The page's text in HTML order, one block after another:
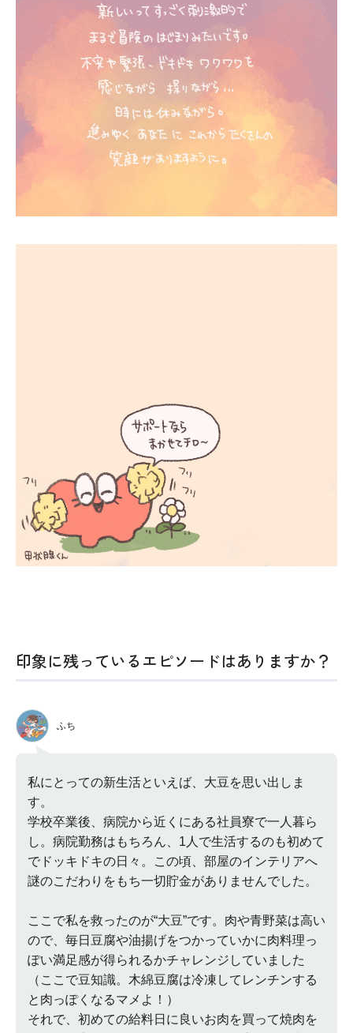
印象に残っているエピソードはありますか？
ふち
私にとっての新生活といえば、大豆を思い出しま
す。
学校卒業後、病院から近くにある社員寮で一人暮ら
し。病院勤務はもちろん、1人で生活するのも初めて
でドッキドキの日々。この頃、部屋のインテリアへ
謎のこだわりをもち一切貯金がありませんでした。
ここで私を救ったのが“大豆”です。肉や青野菜は高い
ので、毎日豆腐や油揚げをつかっていかに肉料理っ
ぽい満足感が得られるかチャレンジしていました
（ここで豆知識。木綿豆腐は冷凍してレンチンする
と肉っぽくなるマメよ！）
それで、初めての給料日に良いお肉を買って焼肉を